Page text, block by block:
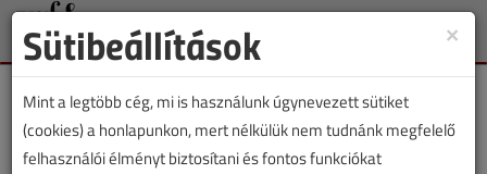
Toggle
×
Sütibeállítások
Mint a legtöbb cég, mi is használunk úgynevezett sütiket
(cookies) a honlapunkon, mert nélkülük nem tudnánk megfelelő
felhasználói élményt biztosítani és fontos funkciókat